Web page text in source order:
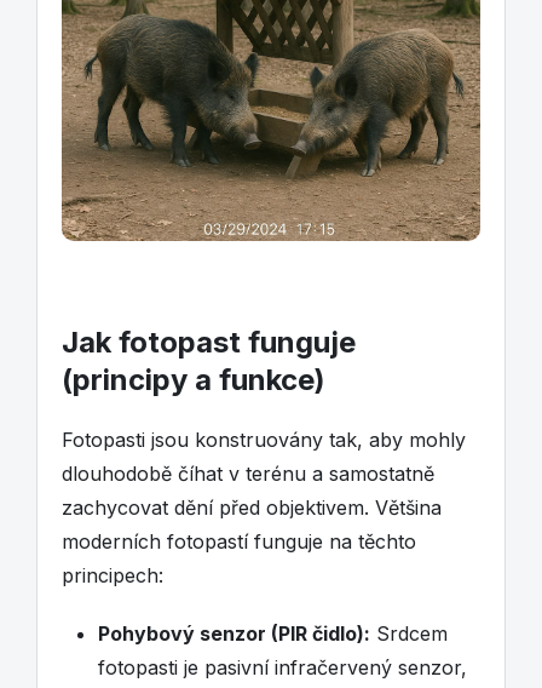
Jak fotopast funguje
(principy a funkce)
Fotopasti jsou konstruovány tak, aby mohly
dlouhodobě číhat v terénu a samostatně
zachycovat dění před objektivem. Většina
moderních fotopastí funguje na těchto
principech:
Pohybový senzor (PIR čidlo): Srdcem
fotopasti je pasivní infračervený senzor,